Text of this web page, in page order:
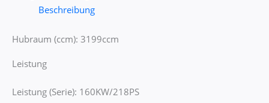
Beschreibung
Hubraum (ccm): 3199ccm
Leistung
Leistung (Serie): 160KW/218PS